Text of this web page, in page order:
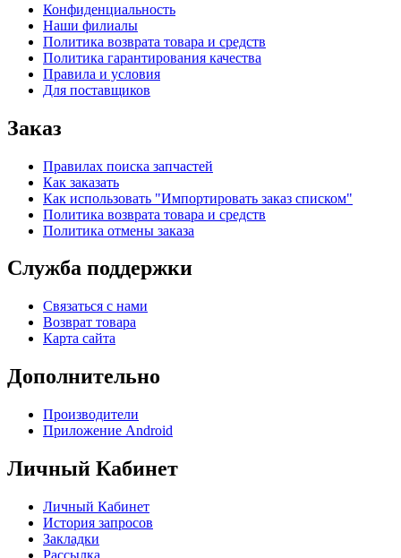
Конфиденциальность
Наши филиалы
Политика возврата товара и средств
Политика гарантирования качества
Правила и условия
Для поставщиков
Заказ
Правилах поиска запчастей
Как заказать
Как использовать "Импортировать заказ списком"
Политика возврата товара и средств
Политика отмены заказа
Служба поддержки
Связаться с нами
Возврат товара
Карта сайта
Дополнительно
Производители
Приложение Android
Личный Кабинет
Личный Кабинет
История запросов
Закладки
Рассылка